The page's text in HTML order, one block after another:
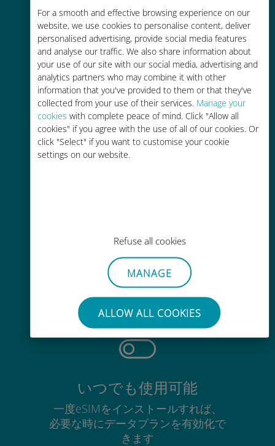
For a smooth and effective browsing experience on our
website, we use cookies to personalise content, deliver
personalised advertising, provide social media features
and analyse our traffic. We also share information about
your use of our site with our social media, advertising and
analytics partners who may combine it with other
information that you've provided to them or that they've
collected from your use of their services. Manage your
cookies with complete peace of mind. Click "Allow all
cookies" if you agree with the use of all of our cookies. Or
click "Select" if you want to customise your cookie
settings on our website.
Refuse all cookies
MANAGE
ALLOW ALL COOKIES
お客様が普段お使いのキャリアでロ
ーミングサービスを使った場合に比
べて最大で90％の節約が可能です。
かんたん追加購入
Wi-Fiやデータ残量がなくても、
手間いらず
使用中のSIMカードを抜き差しする
必要はありません
いつでも使用可能
一度eSIMをインストールすれば、
必要な時にデータプランを有効化で
きます